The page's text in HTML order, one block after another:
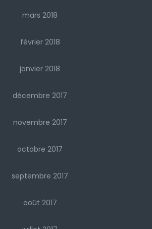
mars 2018
février 2018
janvier 2018
décembre 2017
novembre 2017
octobre 2017
septembre 2017
août 2017